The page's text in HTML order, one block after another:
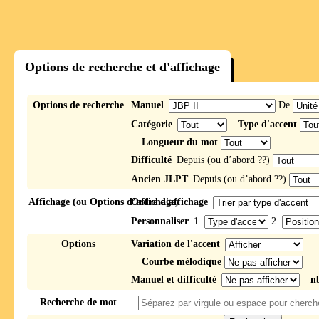
Options de recherche et d'affichage
Options de recherche Manuel
De
Catégorie
Type d'accent
Longueur du mot
Difficulté Depuis (ou d’abord ??)
Ancien JLPT Depuis (ou d’abord ??)
Affichage (ou Options d’affichage)
Ordre d'affichage
Personnaliser 1. 2.
Options
Variation de l'accent
Courbe mélodique
Manuel et difficulté
Recherche de mot